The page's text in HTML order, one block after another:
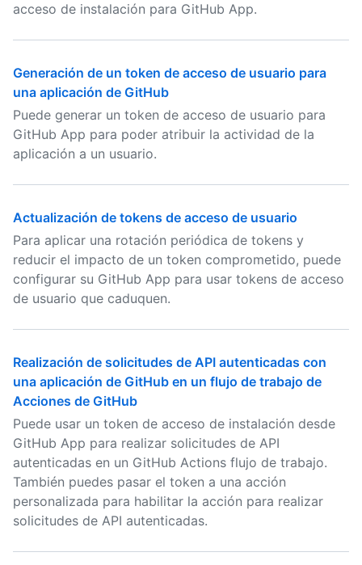
acceso de instalación para GitHub App.
Generación de un token de acceso de usuario para
una aplicación de GitHub
Puede generar un token de acceso de usuario para
GitHub App para poder atribuir la actividad de la
aplicación a un usuario.
Actualización de tokens de acceso de usuario
Para aplicar una rotación periódica de tokens y
reducir el impacto de un token comprometido, puede
configurar su GitHub App para usar tokens de acceso
de usuario que caduquen.
Realización de solicitudes de API autenticadas con
una aplicación de GitHub en un flujo de trabajo de
Acciones de GitHub
Puede usar un token de acceso de instalación desde
GitHub App para realizar solicitudes de API
autenticadas en un GitHub Actions flujo de trabajo.
También puedes pasar el token a una acción
personalizada para habilitar la acción para realizar
solicitudes de API autenticadas.